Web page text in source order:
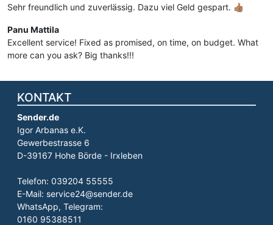
Sehr freundlich und zuverlässig. Dazu viel Geld gespart. 👍🏽
Panu Mattila
Excellent service! Fixed as promised, on time, on budget. What
more can you ask? Big thanks!!!
KONTAKT
Sender.de
Igor Arbanas e.K.
Gewerbestrasse 6
D-39167 Hohe Börde - Irxleben
Telefon: 039204 55555
E-Mail: service24@sender.de
WhatsApp, Telegram:
0160 95388511